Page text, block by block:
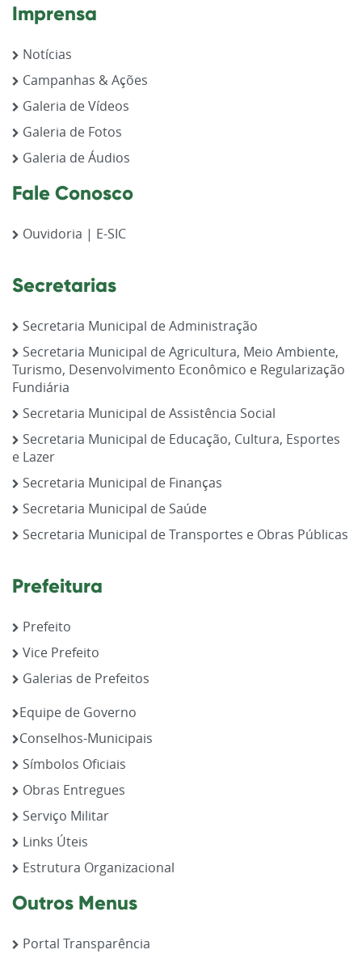
Imprensa
Notícias
Campanhas & Ações
Galeria de Vídeos
Galeria de Fotos
Galeria de Áudios
Fale Conosco
Ouvidoria | E-SIC
Secretarias
Secretaria Municipal de Administração
Secretaria Municipal de Agricultura, Meio Ambiente,
Turismo, Desenvolvimento Econômico e Regularização
Fundiária
Secretaria Municipal de Assistência Social
Secretaria Municipal de Educação, Cultura, Esportes
e Lazer
Secretaria Municipal de Finanças
Secretaria Municipal de Saúde
Secretaria Municipal de Transportes e Obras Públicas
Prefeitura
Prefeito
Vice Prefeito
Galerias de Prefeitos
Equipe de Governo
Conselhos-Municipais
Símbolos Oficiais
Obras Entregues
Serviço Militar
Links Úteis
Estrutura Organizacional
Outros Menus
Portal Transparência